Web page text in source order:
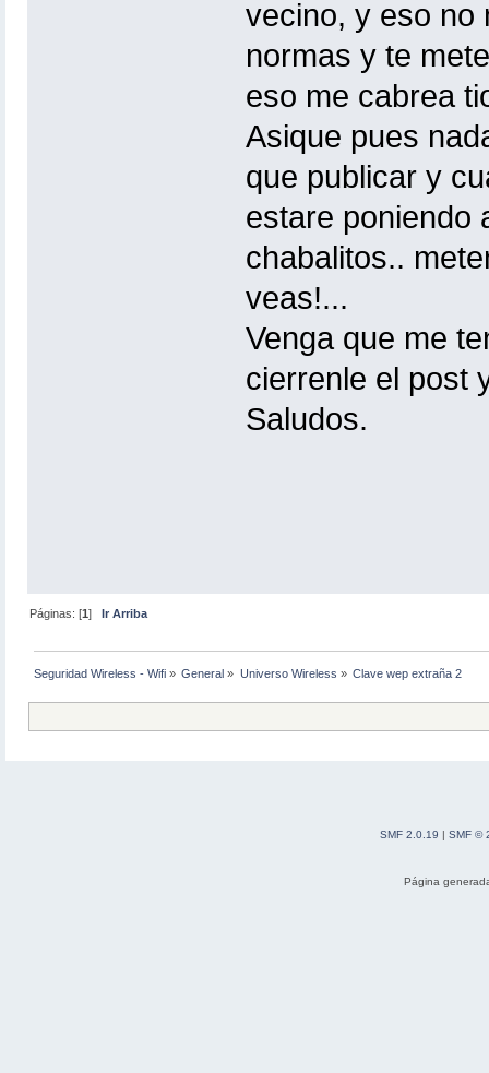
vecino, y eso no
normas y te
eso me cabrea
Asique pues
que publicar y
estare poniendo
chabalitos..
veas!...
Venga que me
cierrenle el post
Saludos.
Páginas: [1]Ir Arriba
Seguridad Wireless - Wifi » General » Universo Wireless » Clave wep extraña 2
SMF 2.0.19 | SMF ©
Página